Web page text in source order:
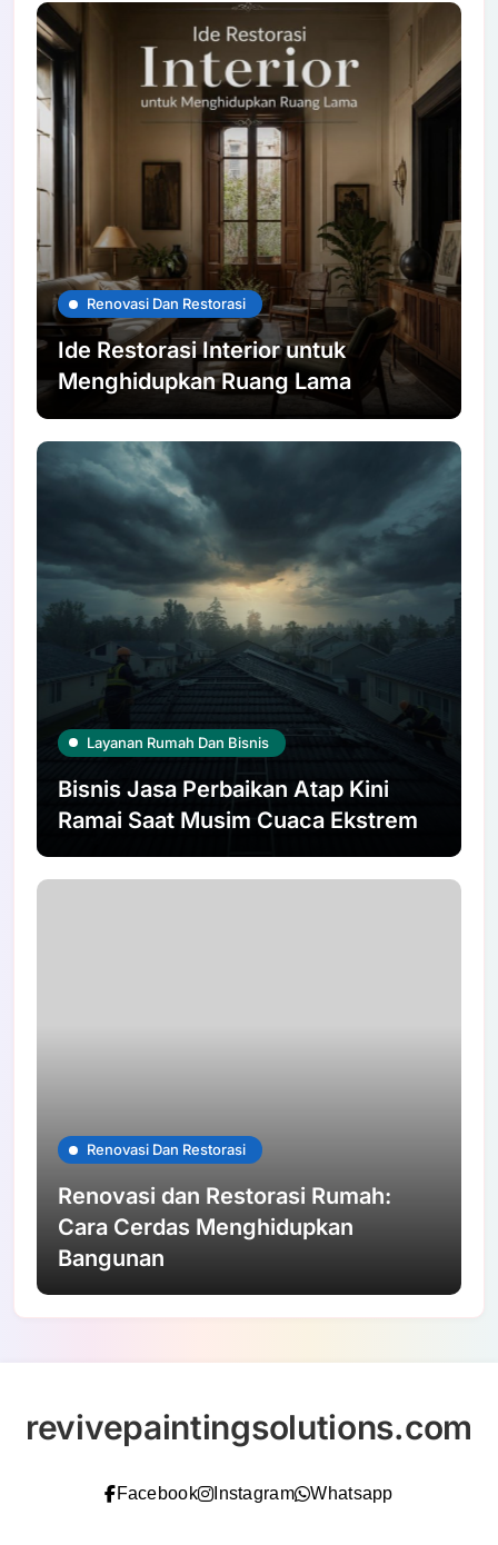
Renovasi Dan Restorasi
Ide Restorasi Interior untuk
Menghidupkan Ruang Lama
Layanan Rumah Dan Bisnis
Bisnis Jasa Perbaikan Atap Kini
Ramai Saat Musim Cuaca Ekstrem
Renovasi Dan Restorasi
Renovasi dan Restorasi Rumah:
Cara Cerdas Menghidupkan
Bangunan
revivepaintingsolutions.com
Facebook Instagram Whatsapp